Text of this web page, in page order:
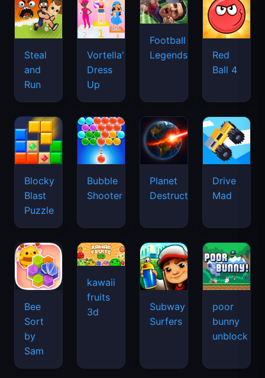
Steal
and
Run
Vortella's
Dress
Up
Football
Legends
Red
Ball 4
Blocky
Blast
Puzzle
Bubble
Shooter
Planet
Destruction
Drive
Mad
Bee
Sort
by
Sam
kawaii
fruits
3d
Subway
Surfers
poor
bunny
unblock